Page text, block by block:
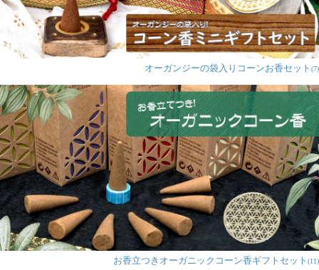
オーガンジーの袋入りコーンお香セット (7)
お香立つきオーガニックコーン香ギフトセット (11)